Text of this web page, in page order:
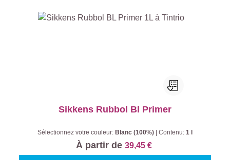
Sikkens Rubbol Bl Primer
Sélectionnez votre couleur: Blanc (100%) Contenu: 1 l
À partir de 39,45 €